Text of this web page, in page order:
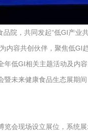
院，共同发起“低GI产业
内容共创伙伴，聚焦低
年低GI相关主题活动及内
暨未来健康食品生态展期
览会现场设立展位，系统